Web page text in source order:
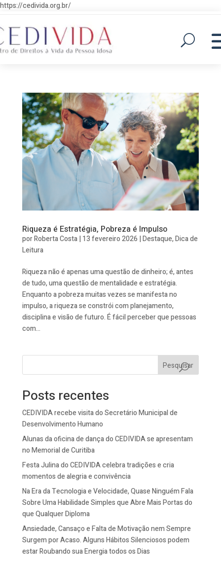
https://cedivida.org.br/
Riqueza é Estratégia, Pobreza é Impulso
porRoberta Costa|13 fevereiro 2026 |Destaque,Dica de
Leitura
Riqueza não é apenas uma questão de dinheiro; é, antes
de tudo, uma questão de mentalidade e estratégia.
Enquanto a pobreza muitas vezes se manifesta no
impulso, a riqueza se constrói com planejamento,
disciplina e visão de futuro. É fácil perceber que pessoas
com...
Pesquisar
Posts recentes
CEDIVIDA recebe visita do Secretário Municipal de
Desenvolvimento Humano
Alunas da oficina de dança do CEDIVIDA se apresentam
no Memorial de Curitiba
Festa Julina do CEDIVIDA celebra tradições e cria
momentos de alegria e convivência
Na Era da Tecnologia e Velocidade, Quase Ninguém Fala
Sobre Uma Habilidade Simples que Abre Mais Portas do
que Qualquer Diploma
Ansiedade, Cansaço e Falta de Motivação nem Sempre
Surgem por Acaso. Alguns Hábitos Silenciosos podem
estar Roubando sua Energia todos os Dias